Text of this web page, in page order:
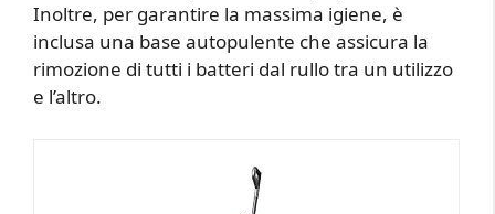
Inoltre, per garantire la massima igiene, è
inclusa una base autopulente che assicura la
rimozione di tutti i batteri dal rullo tra un utilizzo
e l’altro.